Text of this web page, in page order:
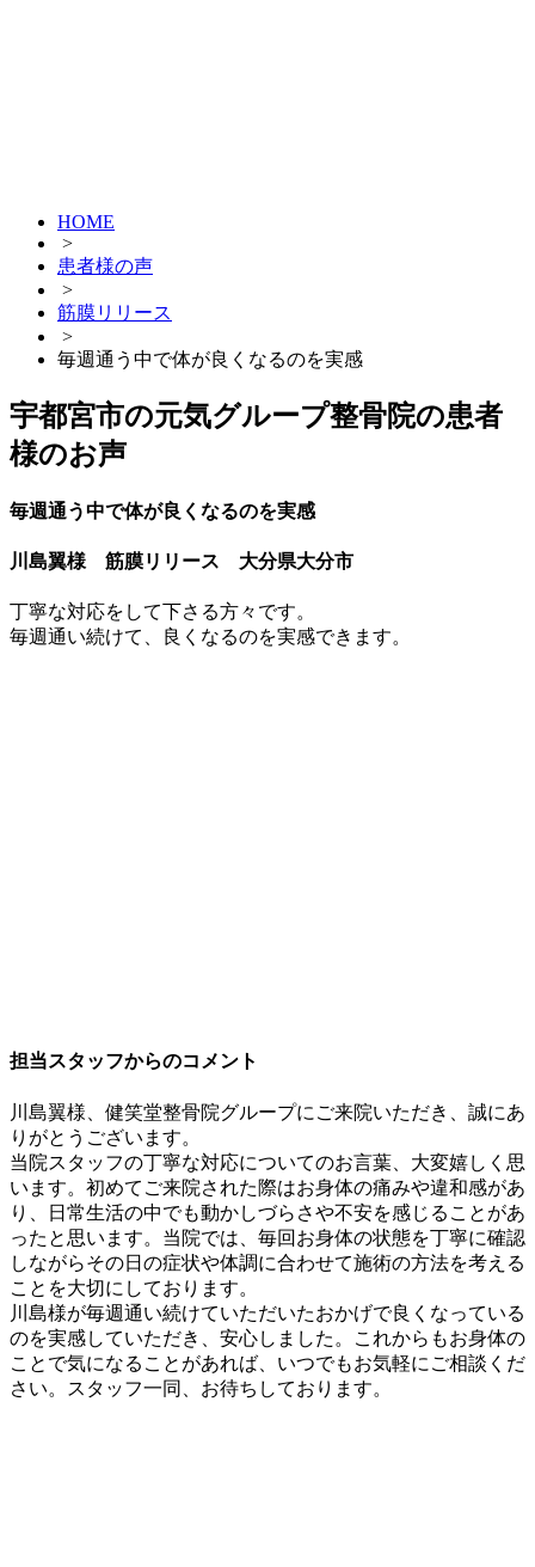
HOME
>
患者様の声
>
筋膜リリース
>
毎週通う中で体が良くなるのを実感
宇都宮市の元気グループ整骨院の患者
様のお声
毎週通う中で体が良くなるのを実感
川島翼様 筋膜リリース 大分県大分市
丁寧な対応をして下さる方々です。
毎週通い続けて、良くなるのを実感できます。
担当スタッフからのコメント
川島翼様、健笑堂整骨院グループにご来院いただき、誠にあ
りがとうございます。
当院スタッフの丁寧な対応についてのお言葉、大変嬉しく思
います。初めてご来院された際はお身体の痛みや違和感があ
り、日常生活の中でも動かしづらさや不安を感じることがあ
ったと思います。当院では、毎回お身体の状態を丁寧に確認
しながらその日の症状や体調に合わせて施術の方法を考える
ことを大切にしております。
川島様が毎週通い続けていただいたおかげで良くなっている
のを実感していただき、安心しました。これからもお身体の
ことで気になることがあれば、いつでもお気軽にご相談くだ
さい。スタッフ一同、お待ちしております。